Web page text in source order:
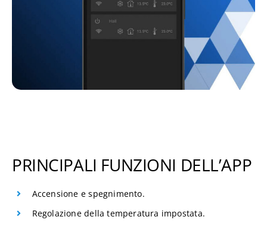
PRINCIPALI FUNZIONI DELL’APP
Accensione e spegnimento.
Regolazione della temperatura impostata.